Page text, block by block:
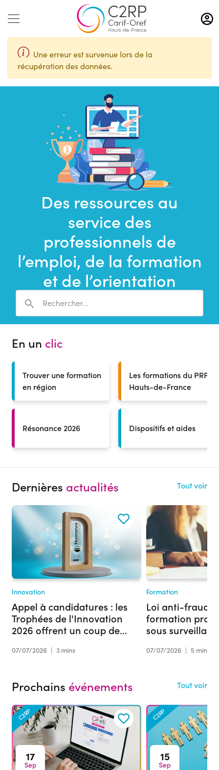
Aller
au
contenu
Une erreur est survenue lors de la
récupération des données.
Des ressources au
service des
professionnels de
l’emploi, de la formation
et de l’orientation
Saisir
une
recherche
En un clic
Trouver une formation
en région
Résonance 2026
Les formations du PRF
Hauts-de-France
Dispositifs et aides
Dernières actualités Tout voir
Innovation
Appel à candidatures : les
Trophées de l'Innovation
2026 offrent un coup de
07/07/2026 | 3 mins
Formation
Loi anti-fraude
formation
sous
07/07/2026 | 5 mins
Prochains événements Tout voir
17
Sep
C2RP
15
Sep
C2RP